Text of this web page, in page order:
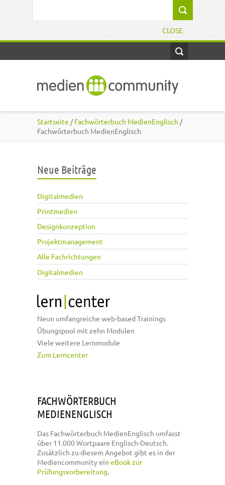
CLOSE
Startseite /Fachwörterbuch MedienEnglisch /
Fachwörterbuch MedienEnglisch
Neue Beiträge
Digitalmedien
Printmedien
Designkonzeption
Projektmanagement
Alle Fachrichtungen
Digitalmedien
Neun umfangreiche web-based Trainings
Übungspool mit zehn Modulen
Viele weitere Lernmodule
Zum Lerncenter
FACHWÖRTERBUCH
MEDIENENGLISCH
Das Fachwörterbuch MedienEnglisch umfasst
über 11.000 Wortpaare Englisch-Deutsch.
Zusätzlich zu diesem Angebot gibt es in der
Mediencommunity ein eBook zur
Prüfungsvorbereitung.